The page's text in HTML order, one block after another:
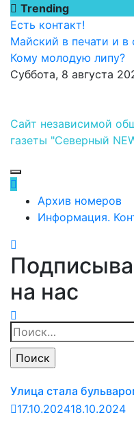
Перейти
содержимому
Trending
Есть контакт!
Майский в печати и в
Кому молодую липу?
Суббота, 8 августа
Сайт независимой
газеты "Северный
Архив номеров
Информация.
на нас
Найти:
Улица стала
17.10.202418.10.2024